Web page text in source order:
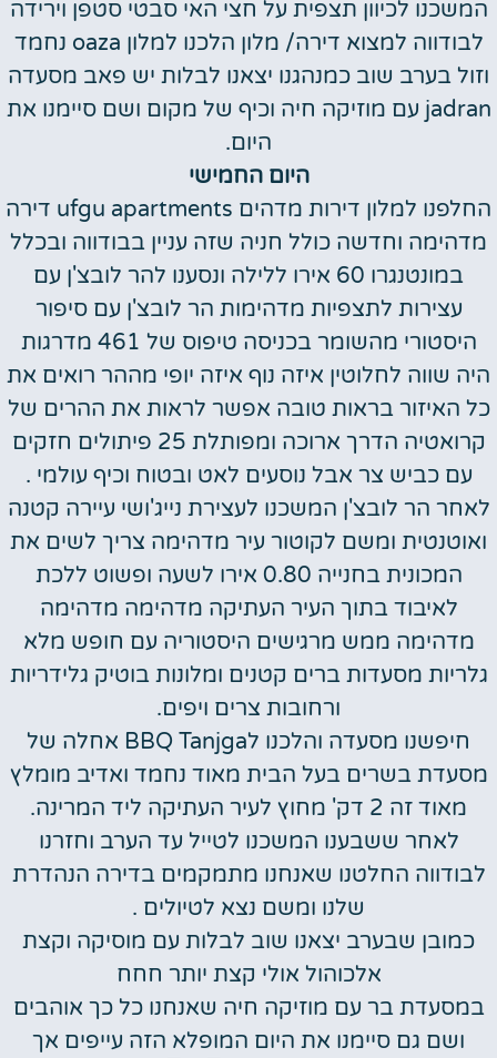
המשכנו לכיוון תצפית על חצי האי סבטי סטפן וירידה
לבודווה למצוא דירה/ מלון הלכנו למלון oaza נחמד
וזול בערב שוב כמנהגנו יצאנו לבלות יש פאב מסעדה
jadran עם מוזיקה חיה וכיף של מקום ושם סיימנו את
היום.
היום החמישי
החלפנו למלון דירות מדהים ufgu apartments דירה
מדהימה וחדשה כולל חניה שזה עניין בבודווה ובכלל
במונטנגרו 60 אירו ללילה ונסענו להר לובצ'ן עם
עצירות לתצפיות מדהימות הר לובצ'ן עם סיפור
היסטורי מהשומר בכניסה טיפוס של 461 מדרגות
היה שווה לחלוטין איזה נוף איזה יופי מההר רואים את
כל האיזור בראות טובה אפשר לראות את ההרים של
קרואטיה הדרך ארוכה ומפותלת 25 פיתולים חזקים
עם כביש צר אבל נוסעים לאט ובטוח וכיף עולמי .
לאחר הר לובצ'ן המשכנו לעצירת נייג'ושי עיירה קטנה
ואוטנטית ומשם לקוטור עיר מדהימה צריך לשים את
המכונית בחנייה 0.80 אירו לשעה ופשוט ללכת
לאיבוד בתוך העיר העתיקה מדהימה מדהימה
מדהימה ממש מרגישים היסטוריה עם חופש מלא
גלריות מסעדות ברים קטנים ומלונות בוטיק גלידריות
ורחובות צרים ויפים.
חיפשנו מסעדה והלכנו לBBQ Tanjga אחלה של
מסעדת בשרים בעל הבית מאוד נחמד ואדיב מומלץ
מאוד זה 2 דק' מחוץ לעיר העתיקה ליד המרינה.
לאחר ששבענו המשכנו לטייל עד הערב וחזרנו
לבודווה החלטנו שאנחנו מתמקמים בדירה הנהדרת
שלנו ומשם נצא לטיולים .
כמובן שבערב יצאנו שוב לבלות עם מוסיקה וקצת
אלכוהול אולי קצת יותר חחח
במסעדת בר עם מוזיקה חיה שאנחנו כל כך אוהבים
ושם גם סיימנו את היום המופלא הזה עייפים אך